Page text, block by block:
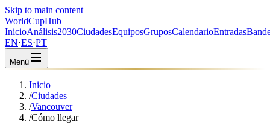
Skip to main content
WorldCupHub
InicioAnálisis2030CiudadesEquiposGruposCalendarioEntradas
EN·ES·PT
Menú
Inicio
/Ciudades
/Vancouver
/Cómo llegar